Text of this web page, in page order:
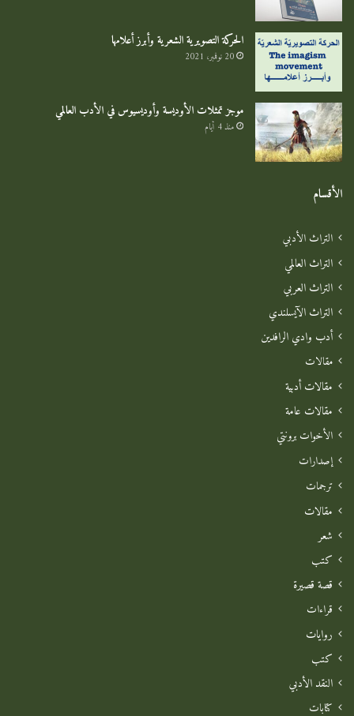
الحركة التصويرية الشعرية وأبرز أعلامها
20 نوفمبر، 2021
موجز تمثلات الأوديسة وأوديسيوس في الأدب العالمي
منذ 4 أيام
الأقسام
التراث الأدبي
التراث العالمي
التراث العربي
التراث الآيسلندي
أدب وادي الرافدين
مقالات
مقالات أدبية
مقالات عامة
الأخوات برونتي
إصدارات
ترجمات
مقالات
شعر
كتب
قصة قصيرة
قراءات
روايات
كتب
النقد الأدبي
كتابات